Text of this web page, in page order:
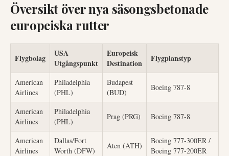
Översikt över nya säsongsbetonade
europeiska rutter
Flygbolag
USA
Utgångspunkt
Europeisk
Destination
Flygplanstyp
American
Airlines
Philadelphia
(PHL)
Budapest
(BUD)
Boeing 787-8
American
Airlines
Philadelphia
(PHL)
Prag (PRG) Boeing 787-8
American
Airlines
Dallas/Fort
Worth (DFW)
Aten (ATH)
Boeing 777-300ER /
Boeing 777-200ER